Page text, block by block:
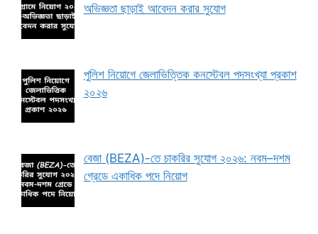
অভিজ্ঞতা ছাড়াই আবেদন করার সুযোগ
পুলিশ নিয়োগে জেলাভিত্তিক কনস্টেবল পদসংখ্যা প্রকাশ
২০২৬
বেজা (BEZA)-তে চাকরির সুযোগ ২০২৬: নবম–দশম
গ্রেডে একাধিক পদে নিয়োগ